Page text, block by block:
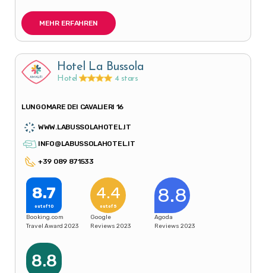
MEHR ERFAHREN
Hotel La Bussola
Hotel 4 stars
LUNGOMARE DEI CAVALIERI 16
WWW.LABUSSOLAHOTEL.IT
INFO@LABUSSOLAHOTEL.IT
+39 089 871533
8.7
out of 10
Booking.com
Travel Award 2023
4.4
out of 5
Google
Reviews 2023
8.8
Agoda
Reviews 2023
8.8